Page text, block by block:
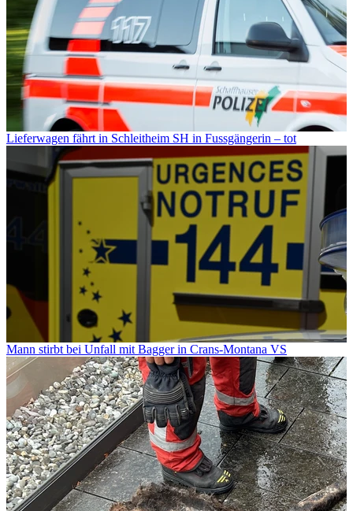
Lieferwagen fährt in Schleitheim SH in Fussgängerin – tot
Mann stirbt bei Unfall mit Bagger in Crans-Montana VS